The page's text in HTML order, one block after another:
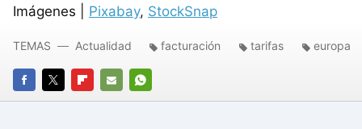
Imágenes | Pixabay, StockSnap
FACEBOOK
TWITTERFLIPBOARD
E-
WHATSAPP
TEMAS Actualidad facturación tarifas europa